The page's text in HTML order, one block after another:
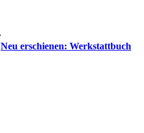
Neu erschienen: Werkstattbuch